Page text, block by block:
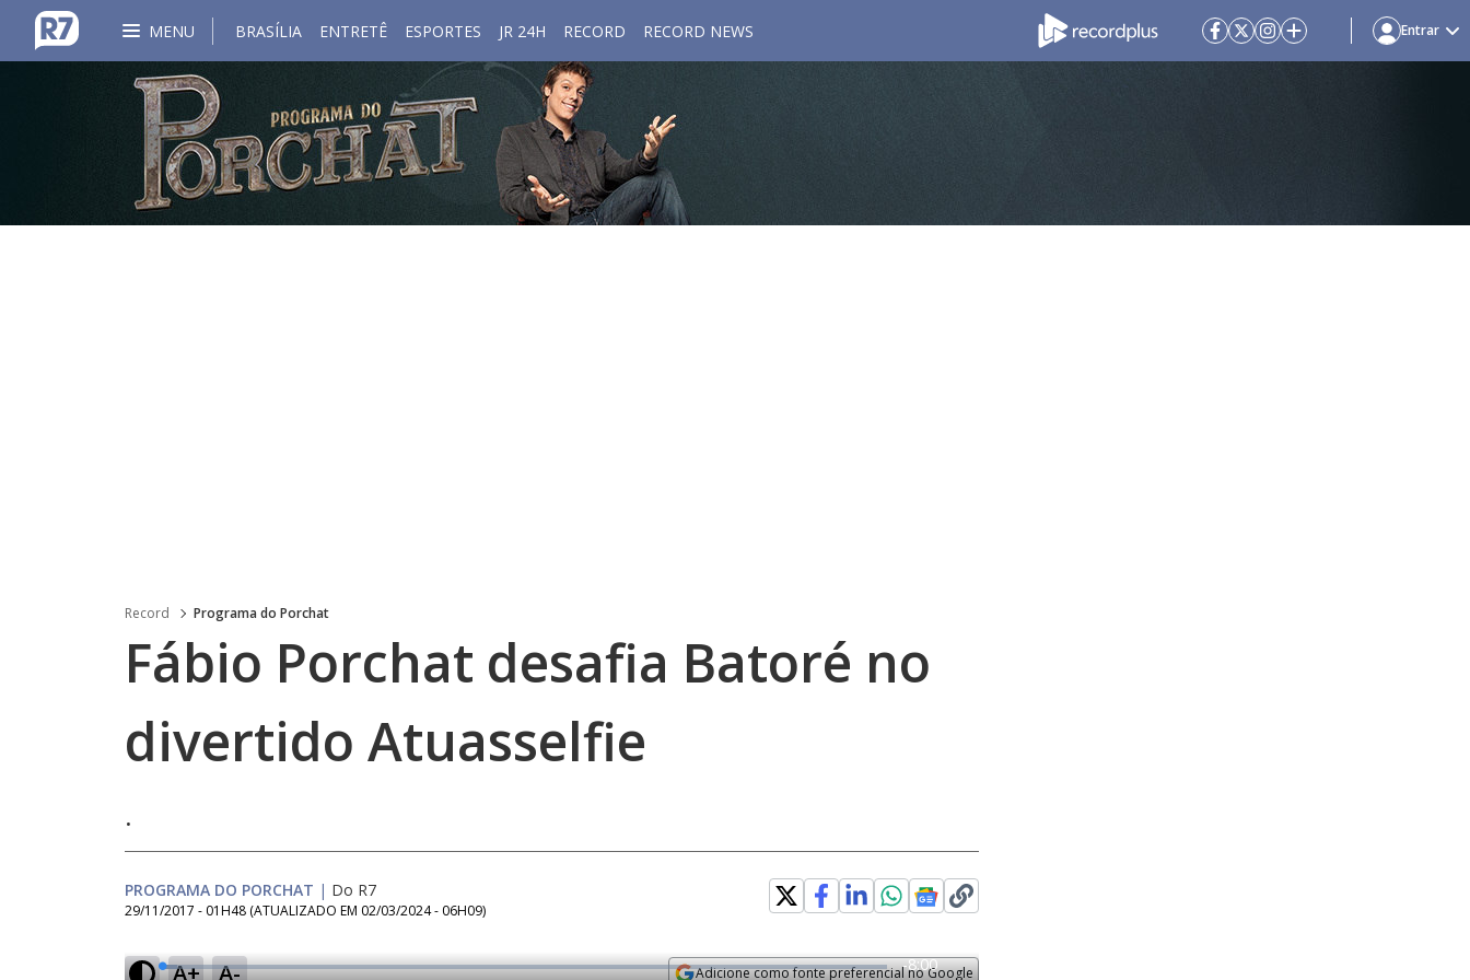
MENU BRASÍLIA ENTRETÊ ESPORTES JR 24H RECORD RECORD NEWS Entrar
Record Programa do Porchat
Fábio Porchat desafia Batoré no
divertido Atuasselfie
.
PROGRAMA DO PORCHAT | Do R7
29/11/2017 - 01H48 (ATUALIZADO EM 02/03/2024 - 06H09)
A+ A- Adicione como fonte preferencial no Google
L
R
-8:00